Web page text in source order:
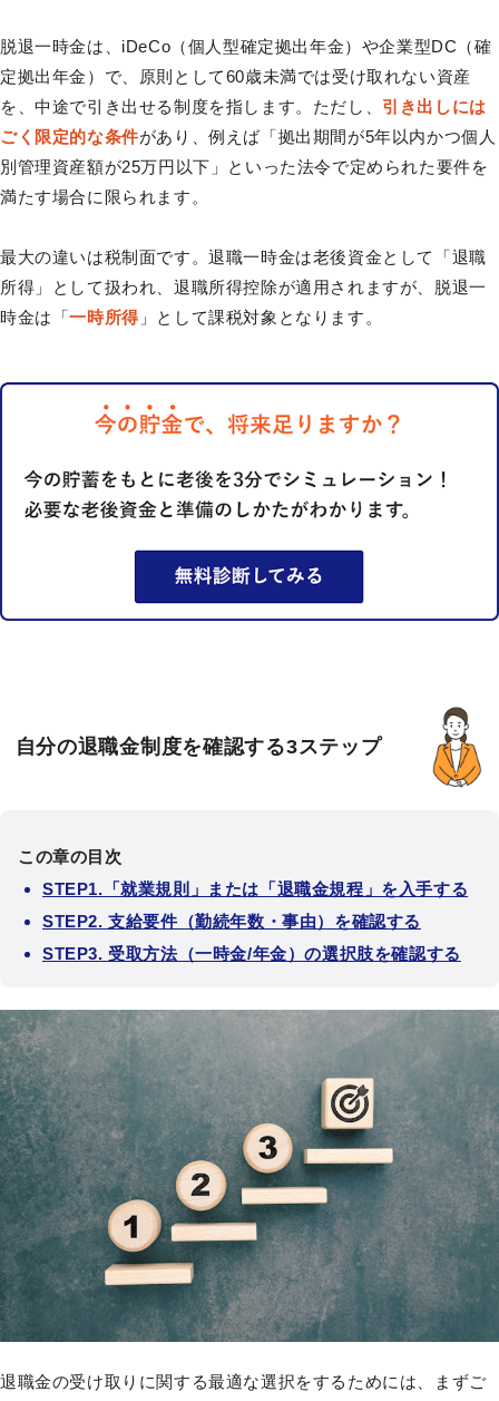
脱退一時金は、iDeCo（個人型確定拠出年金）や企業型DC（確
定拠出年金）で、原則として60歳未満では受け取れない資産
を、中途で引き出せる制度を指します。ただし、 引き出しには
ごく限定的な条件があり、例えば「拠出期間が5年以内かつ個人
別管理資産額が25万円以下」といった法令で定められた要件を
満たす場合に限られます。
最大の違いは税制面です。退職一時金は老後資金として「退職
所得」として扱われ、退職所得控除が適用されますが、脱退一
時金は「一時所得」として課税対象となります。
自分の退職金制度を確認する3ステップ
この章の目次
STEP1.「就業規則」または「退職金規程」を入手する
STEP2. 支給要件（勤続年数・事由）を確認する
STEP3. 受取方法（一時金/年金）の選択肢を確認する
退職金の受け取りに関する最適な選択をするためには、まずご